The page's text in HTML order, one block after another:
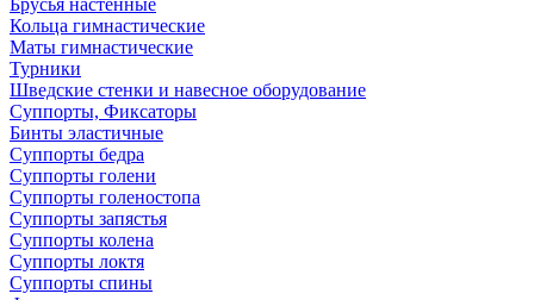
Брусья настенные
Кольца гимнастические
Маты гимнастические
Турники
Шведские стенки и навесное оборудование
Суппорты, Фиксаторы
Бинты эластичные
Суппорты бедра
Суппорты голени
Суппорты голеностопа
Суппорты запястья
Суппорты колена
Суппорты локтя
Суппорты спины